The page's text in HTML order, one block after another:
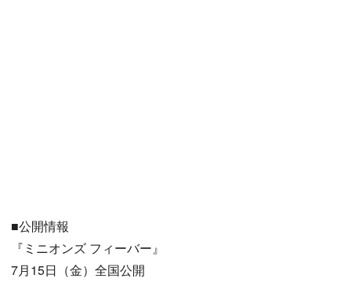
■公開情報
『ミニオンズ フィーバー』
7月15日（金）全国公開